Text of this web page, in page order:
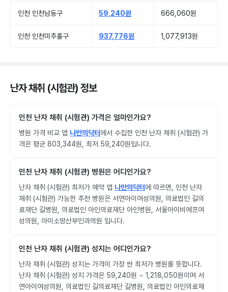
인천 인천남동구 59,240원 666,060원
인천 인천미추홀구 937,776원 1,077,913원
난자 채취 (시험관) 정보
인천 난자 채취 (시험관) 가격은 얼마인가요?
병원 가격 비교 앱 나만의닥터에서 수집한 인천 난자 채취 (시험관) 가
격은 평균 803,344원, 최저 59,240원입니다.
인천 난자 채취 (시험관) 병원은 어디인가요?
난자 채취 (시험관) 최저가 예약 앱 나만의닥터에 따르면, 인천 난자
채취 (시험관) 가능한 추천 병원은 서연아이여성의원, 의료법인 길의
료재단 길병원, 의료법인 아인의료재단 아인병원, 서울아이비에프여
성의원, 아이소망산부인과의원 입니다.
인천 난자 채취 (시험관) 성지는 어디인가요?
난자 채취 (시험관) 성지는 가격이 가장 싼 최저가 병원를 뜻합니다.
난자 채취 (시험관) 성지 가격은 59,240원 ~ 1,218,050원이며 서
연아이여성의원, 의료법인 길의료재단 길병원, 의료법인 아인의료재